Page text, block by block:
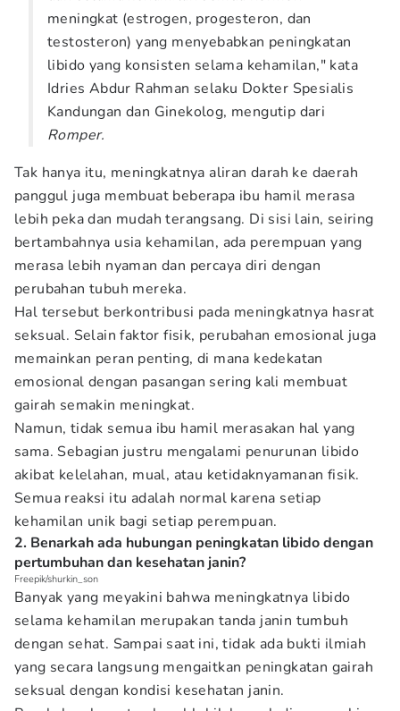
meningkat (estrogen, progesteron, dan
testosteron) yang menyebabkan peningkatan
libido yang konsisten selama kehamilan," kata
Idries Abdur Rahman selaku Dokter Spesialis
Kandungan dan Ginekolog, mengutip dari
Romper.
Tak hanya itu, meningkatnya aliran darah ke daerah
panggul juga membuat beberapa ibu hamil merasa
lebih peka dan mudah terangsang. Di sisi lain, seiring
bertambahnya usia kehamilan, ada perempuan yang
merasa lebih nyaman dan percaya diri dengan
perubahan tubuh mereka.
Hal tersebut berkontribusi pada meningkatnya hasrat
seksual. Selain faktor fisik, perubahan emosional juga
memainkan peran penting, di mana kedekatan
emosional dengan pasangan sering kali membuat
gairah semakin meningkat.
Namun, tidak semua ibu hamil merasakan hal yang
sama. Sebagian justru mengalami penurunan libido
akibat kelelahan, mual, atau ketidaknyamanan fisik.
Semua reaksi itu adalah normal karena setiap
kehamilan unik bagi setiap perempuan.
2. Benarkah ada hubungan peningkatan libido dengan
pertumbuhan dan kesehatan janin?
Freepik/shurkin_son
Banyak yang meyakini bahwa meningkatnya libido
selama kehamilan merupakan tanda janin tumbuh
dengan sehat. Sampai saat ini, tidak ada bukti ilmiah
yang secara langsung mengaitkan peningkatan gairah
seksual dengan kondisi kesehatan janin.